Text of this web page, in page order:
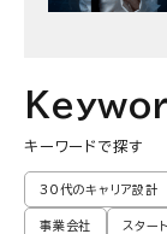
キーワードで探す
30代のキャリア設計
事業会社 スター